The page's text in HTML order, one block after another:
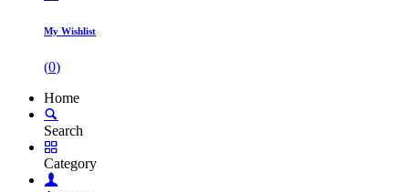
My Wishlist
(0)
Home
Search
Category